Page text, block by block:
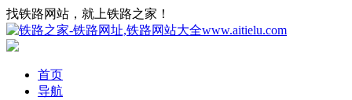
找铁路网站，就上铁路之家！
首页
导航